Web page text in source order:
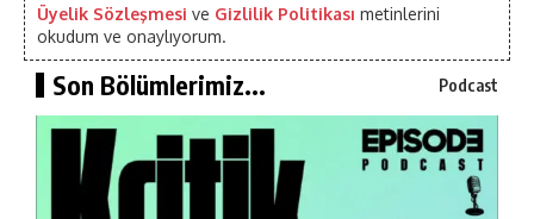
Üyelik Sözleşmesi ve Gizlilik Politikası metinlerini
okudum ve onaylıyorum.
Son Bölümlerimiz... Podcast